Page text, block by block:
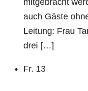
mitgebracht
auch Gäste
Leitung: Frau
drei […]
Fr. 13